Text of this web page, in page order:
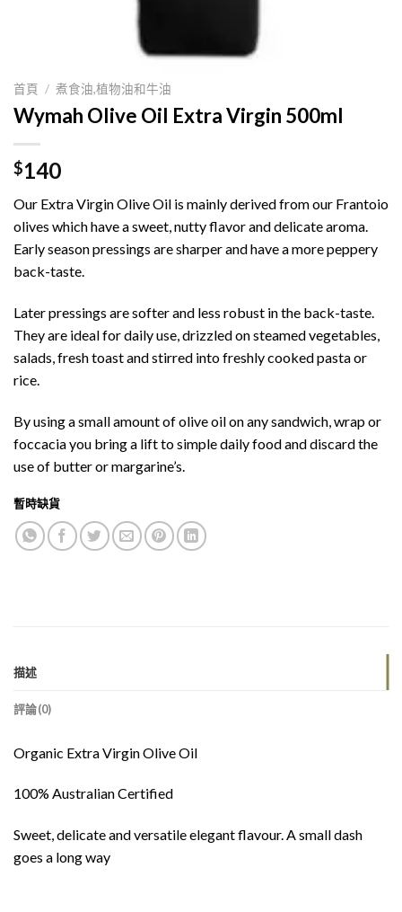
首頁 / 煮食油,植物油和牛油
Wymah Olive Oil Extra Virgin 500ml
$140
Our Extra Virgin Olive Oil is mainly derived from our Frantoio
olives which have a sweet, nutty flavor and delicate aroma.
Early season pressings are sharper and have a more peppery
back-taste.
Later pressings are softer and less robust in the back-taste.
They are ideal for daily use, drizzled on steamed vegetables,
salads, fresh toast and stirred into freshly cooked pasta or
rice.
By using a small amount of olive oil on any sandwich, wrap or
foccacia you bring a lift to simple daily food and discard the
use of butter or margarine’s.
暫時缺貨
描述
評論(0)
Organic Extra Virgin Olive Oil
100% Australian Certified
Sweet, delicate and versatile elegant flavour. A small dash
goes a long way